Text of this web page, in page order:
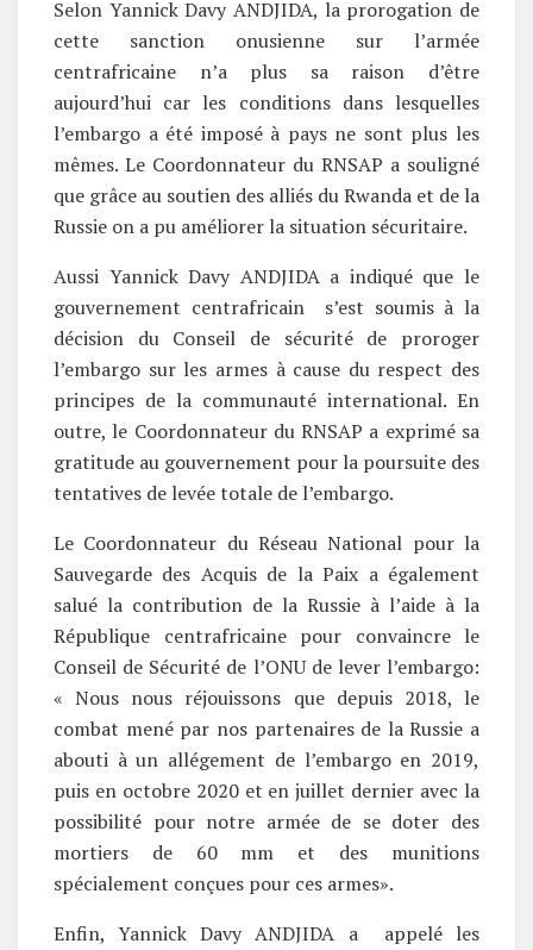
Selon Yannick Davy ANDJIDA, la prorogation de
cette sanction onusienne sur l’armée
centrafricaine n’a plus sa raison d’être
aujourd’hui car les conditions dans lesquelles
l’embargo a été imposé à pays ne sont plus les
mêmes. Le Coordonnateur du RNSAP a souligné
que grâce au soutien des alliés du Rwanda et de la
Russie on a pu améliorer la situation sécuritaire.
Aussi Yannick Davy ANDJIDA a indiqué que le
gouvernement centrafricain s’est soumis à la
décision du Conseil de sécurité de proroger
l’embargo sur les armes à cause du respect des
principes de la communauté international. En
outre, le Coordonnateur du RNSAP a exprimé sa
gratitude au gouvernement pour la poursuite des
tentatives de levée totale de l’embargo.
Le Coordonnateur du Réseau National pour la
Sauvegarde des Acquis de la Paix a également
salué la contribution de la Russie à l’aide à la
République centrafricaine pour convaincre le
Conseil de Sécurité de l’ONU de lever l’embargo:
« Nous nous réjouissons que depuis 2018, le
combat mené par nos partenaires de la Russie a
abouti à un allégement de l’embargo en 2019,
puis en octobre 2020 et en juillet dernier avec la
possibilité pour notre armée de se doter des
mortiers de 60 mm et des munitions
spécialement conçues pour ces armes».
Enfin, Yannick Davy ANDJIDA a appelé les